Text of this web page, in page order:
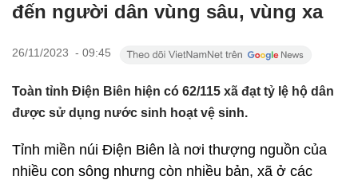
đến người dân vùng sâu, vùng xa
26/11/2023 - 09:45
Toàn tỉnh Điện Biên hiện có 62/115 xã đạt tỷ lệ hộ dân
được sử dụng nước sinh hoạt vệ sinh.
Tỉnh miền núi Điện Biên là nơi thượng nguồn của
nhiều con sông nhưng còn nhiều bản, xã ở các